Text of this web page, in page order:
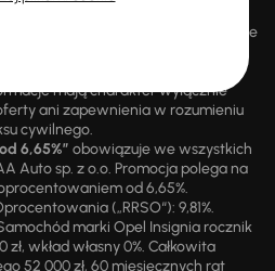
do niej prawa z mocą
o zasadach promocji udzielane
AAA AUTO. AAA AUTO
umowy wyłącznie w formie
mają charakter wyłącznie
ani zapewnienia w rozumieniu
cywilnego.
6,65%” obowiązuje we wszystkich
Auto sp. z o.o. Promocja polega na
od 6,65%.
(„RRSO“): 9,81%.
marki Opel Insignia rocznik
wkład własny 0%. Całkowita
52 000 zł, 60 miesięcznych rat